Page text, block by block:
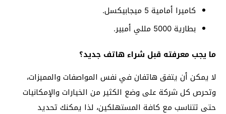
كاميرا أمامية 5 ميجابيكسل.
بطارية 5000 مللي أمبير.
ما يجب معرفته قبل شراء هاتف جديد؟
لا يمكن أن يتفق هاتفان في نفس المواصفات والمميزات،
وتحرص كل شركة على وضع الكثير من الخيارات والإمكانيات
حتى تتناسب مع كافة المستهلكين، لذا يمكنك تحديد